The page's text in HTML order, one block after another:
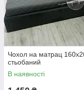
Чохол на матрац
стьобаний
В наявності